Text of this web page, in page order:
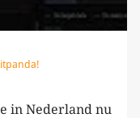
in Nederland nu